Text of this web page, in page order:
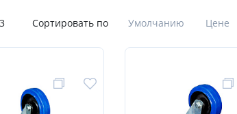
3 Сортировать по Умолчанию Цене